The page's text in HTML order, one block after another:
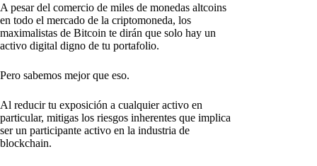
A pesar del comercio de miles de monedas altcoins
en todo el mercado de la criptomoneda, los
maximalistas de Bitcoin te dirán que solo hay un
activo digital digno de tu portafolio.
Pero sabemos mejor que eso.
Al reducir tu exposición a cualquier activo en
particular, mitigas los riesgos inherentes que implica
ser un participante activo en la industria de
blockchain.